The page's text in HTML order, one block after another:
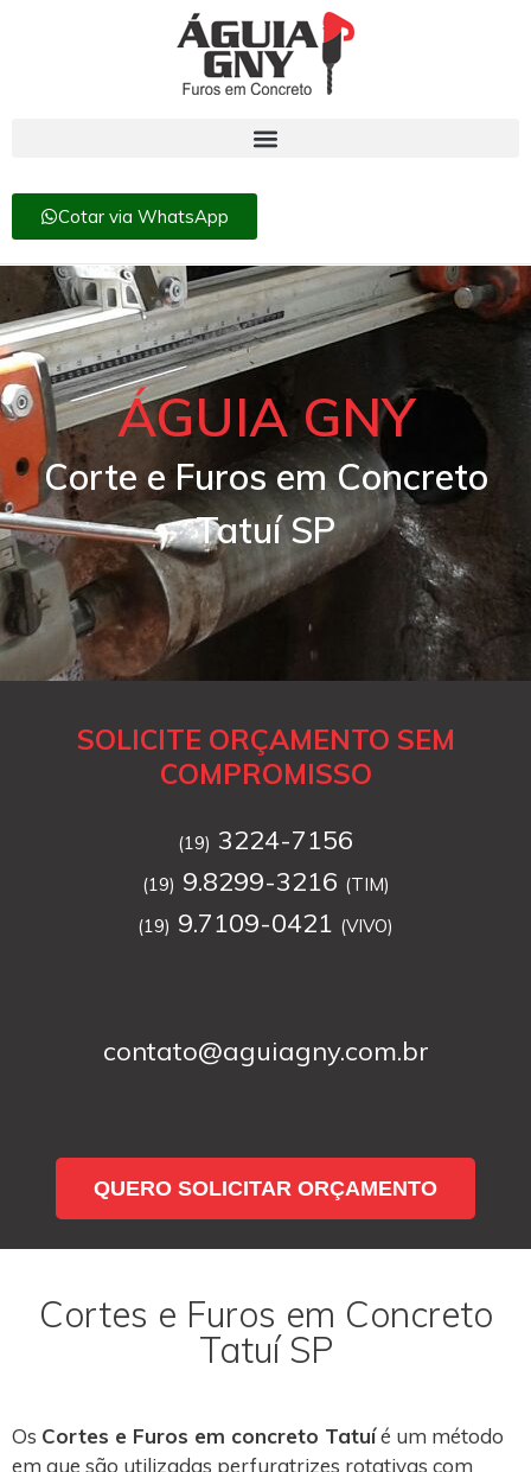
Cotar via WhatsApp
ÁGUIA GNY
Corte e Furos em Concreto
Tatuí SP
SOLICITE ORÇAMENTO SEM
COMPROMISSO
(19) 3224-7156
(19) 9.8299-3216 (TIM)
(19) 9.7109-0421 (VIVO)
contato@aguiagny.com.br
QUERO SOLICITAR ORÇAMENTO
Cortes e Furos em Concreto
Tatuí SP
Os Cortes e Furos em concreto Tatuíé um método
em que são utilizadas perfuratrizes rotativas com